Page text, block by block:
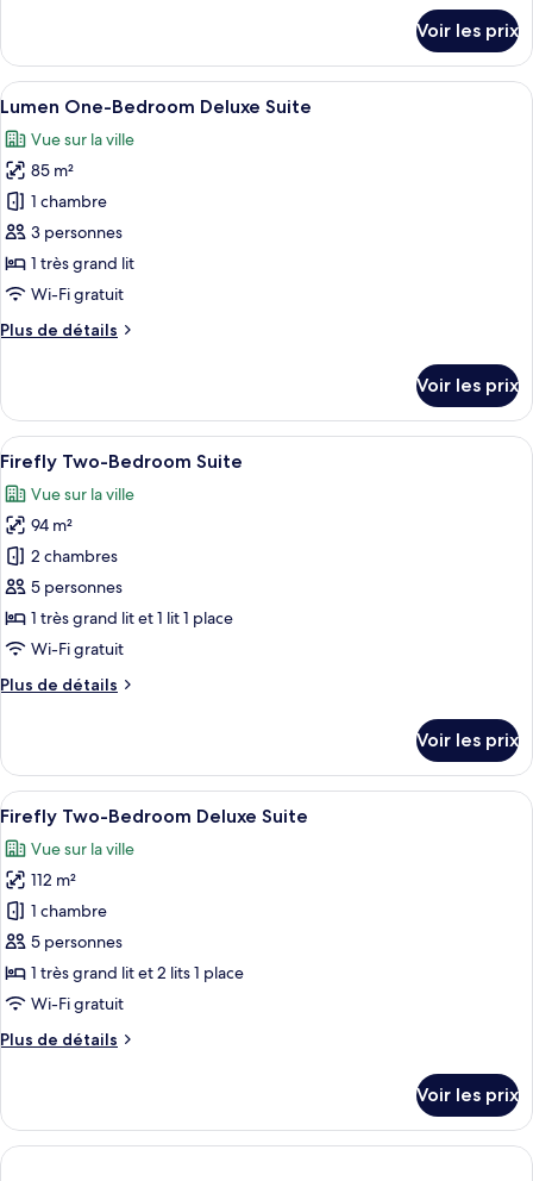
Suite
le
type
de
Lumen
One-
Bedroom
Suite
Voir les prix
Afficher
toutes
les
photos
pour
ce
type
de
chambre :
Lumen
Deluxe
Suite
Un salon moderne avec un canapé,
7
Lumen One-Bedroom Deluxe Suite
Vue sur la ville
85 m²
1 chambre
3 personnes
1 très grand lit
Wi-Fi gratuit
Plus de détails
Plus
le
type
de
chambre
Lumen
One-
Bedroom
Deluxe
Suite
Voir les prix
Afficher
toutes
les
photos
pour
ce
type
de
chambre :
Firefly
Suite
Une cuisine moderne avec un coin
7
Firefly Two-Bedroom Suite
Vue sur la ville
94 m²
2 chambres
5 personnes
1 très grand lit et 1 lit 1 place
Wi-Fi gratuit
Plus de détails
Plus
le
type
de
chambre
Firefly
Two-
Bedroom
Suite
Voir les prix
Afficher
toutes
les
photos
pour
ce
type
de
chambre :
Firefly
Deluxe
Suite
Une chambre d’hôtel moderne
9
Firefly Two-Bedroom Deluxe Suite
Vue sur la ville
112 m²
1 chambre
5 personnes
1 très grand lit et 2 lits 1 place
Wi-Fi gratuit
Plus de détails
Plus
le
type
de
Voir les prix